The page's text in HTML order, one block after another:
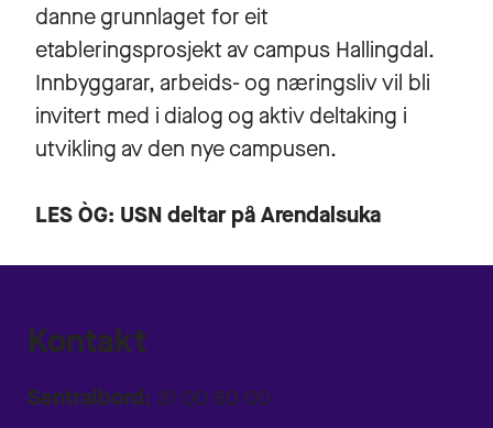
danne grunnlaget for eit
etableringsprosjekt av campus Hallingdal.
Innbyggarar, arbeids- og næringsliv vil bli
invitert med i dialog og aktiv deltaking i
utvikling av den nye campusen.
LES ÒG: USN deltar på Arendalsuka
Kontakt
Sentralbord: 31 00 80 00